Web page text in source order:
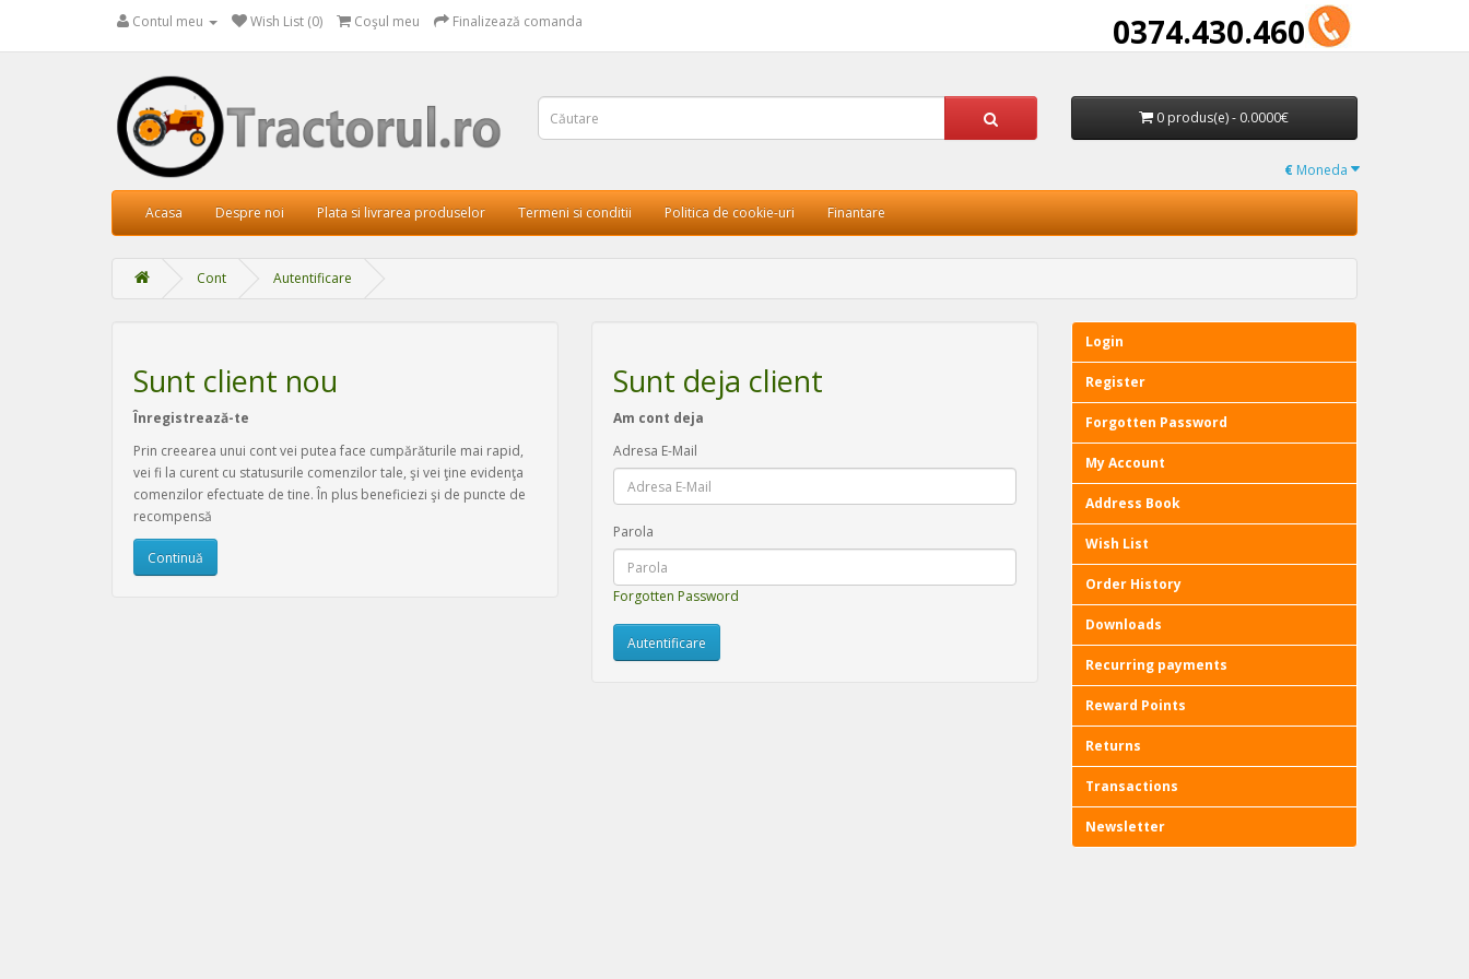
0374.430.460
Contul meu Wish List (0) Coşul meu Finalizează comanda
0 produs(e) - 0.0000€
€ Moneda
Acasa Despre noi Plata si livrarea produselor Termeni si conditii Politica de cookie-uri Finantare
Cont Autentificare
Sunt client nou
Înregistrează-te
Prin creearea unui cont vei putea face cumpărăturile mai rapid,
vei fi la curent cu statusurile comenzilor tale, şi vei ţine evidenţa
comenzilor efectuate de tine. În plus beneficiezi şi de puncte de
recompensă
Continuă
Sunt deja client
Am cont deja
Adresa E-Mail
Parola
Forgotten Password
Login
Register
Forgotten Password
My Account
Address Book
Wish List
Order History
Downloads
Recurring payments
Reward Points
Returns
Transactions
Newsletter